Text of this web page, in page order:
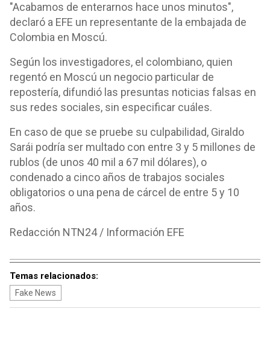
"Acabamos de enterarnos hace unos minutos",
declaró a EFE un representante de la embajada de
Colombia en Moscú.
Según los investigadores, el colombiano, quien
regentó en Moscú un negocio particular de
repostería, difundió las presuntas noticias falsas en
sus redes sociales, sin especificar cuáles.
En caso de que se pruebe su culpabilidad, Giraldo
Sarái podría ser multado con entre 3 y 5 millones de
rublos (de unos 40 mil a 67 mil dólares), o
condenado a cinco años de trabajos sociales
obligatorios o una pena de cárcel de entre 5 y 10
años.
Redacción NTN24 / Información EFE
Temas relacionados:
Fake News